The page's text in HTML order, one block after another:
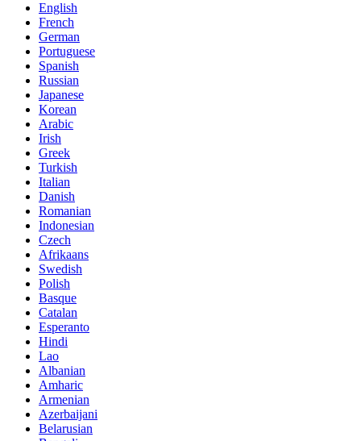
English
French
German
Portuguese
Spanish
Russian
Japanese
Korean
Arabic
Irish
Greek
Turkish
Italian
Danish
Romanian
Indonesian
Czech
Afrikaans
Swedish
Polish
Basque
Catalan
Esperanto
Hindi
Lao
Albanian
Amharic
Armenian
Azerbaijani
Belarusian